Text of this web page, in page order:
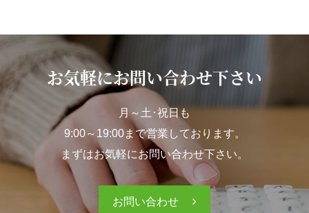
お気軽にお問い合わせ下さい
月～土･祝日も
9:00～19:00まで営業しております。
まずはお気軽にお問い合わせ下さい。
お問い合わせ